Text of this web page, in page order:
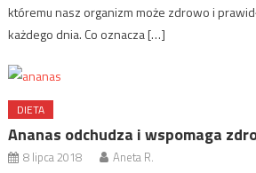
któremu nasz organizm może zdrowo i
każdego dnia. Co oznacza […]
DIETA
Ananas odchudza i wspomaga
8 lipca 2018 Aneta R.